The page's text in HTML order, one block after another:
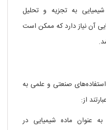
به تجزیه و تحلیل
آن نیاز دارد که ممکن است
صنعتی و علمی به
از:
عنوان ماده شیمیایی در